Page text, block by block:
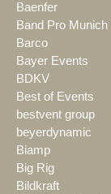
Baenfer
Band Pro Munich
Barco
Bayer Events
BDKV
Best of Events
bestvent group
beyerdynamic
Biamp
Big Rig
Bildkraft